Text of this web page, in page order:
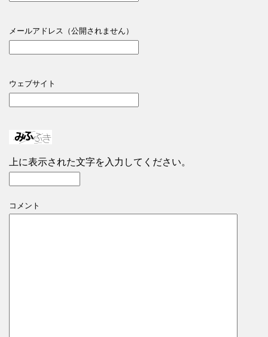
メールアドレス（公開されません）
ウェブサイト
上に表示された文字を入力してください。
コメント